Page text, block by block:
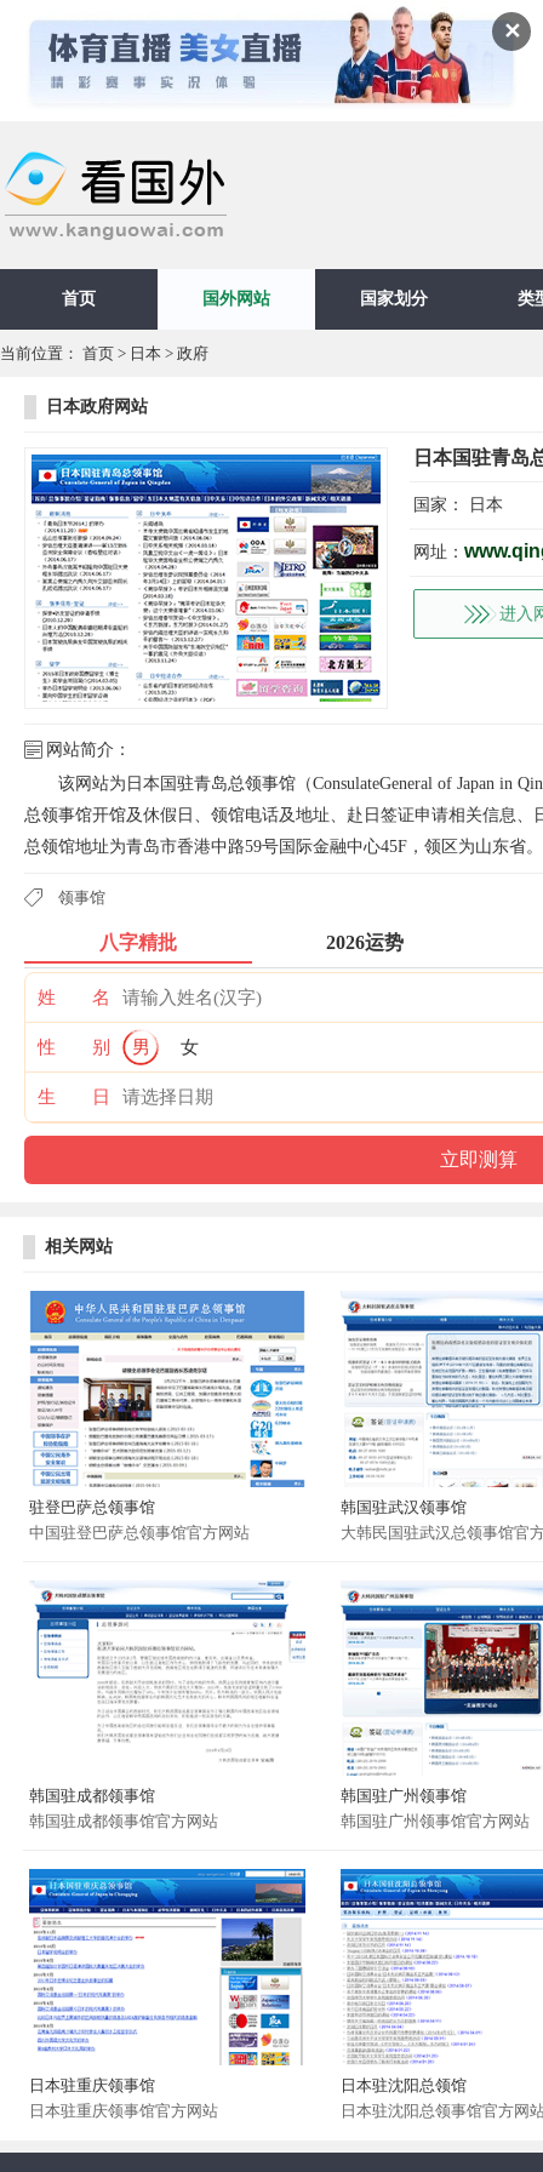
✕
首页 国外网站 国家划分 类
当前位置： 首页 > 日本 > 政府
日本政府网站
日本国驻青岛
国家： 日本
网址：
进入
网站简介：
该网站为日本国驻青岛总领事馆（ConsulateGeneral of Japan in
总领事馆开馆及休假日、领馆电话及地址、赴日签证申请相关信息
总领馆地址为青岛市香港中路59号国际金融中心45F，领区为山东省。
领事馆
八字精批 2026运势
姓 名
性 别 男 女
生 日
相关网站
驻登巴萨总领事馆
中国驻登巴萨总领事馆官方网站
韩国驻武汉领事馆
大韩民国驻武汉总领事馆官
韩国驻成都领事馆
韩国驻成都领事馆官方网站
韩国驻广州领事馆
韩国驻广州领事馆官方网站
日本驻重庆领事馆
日本驻重庆领事馆官方网站
日本驻沈阳总领馆
日本驻沈阳总领事馆官方网